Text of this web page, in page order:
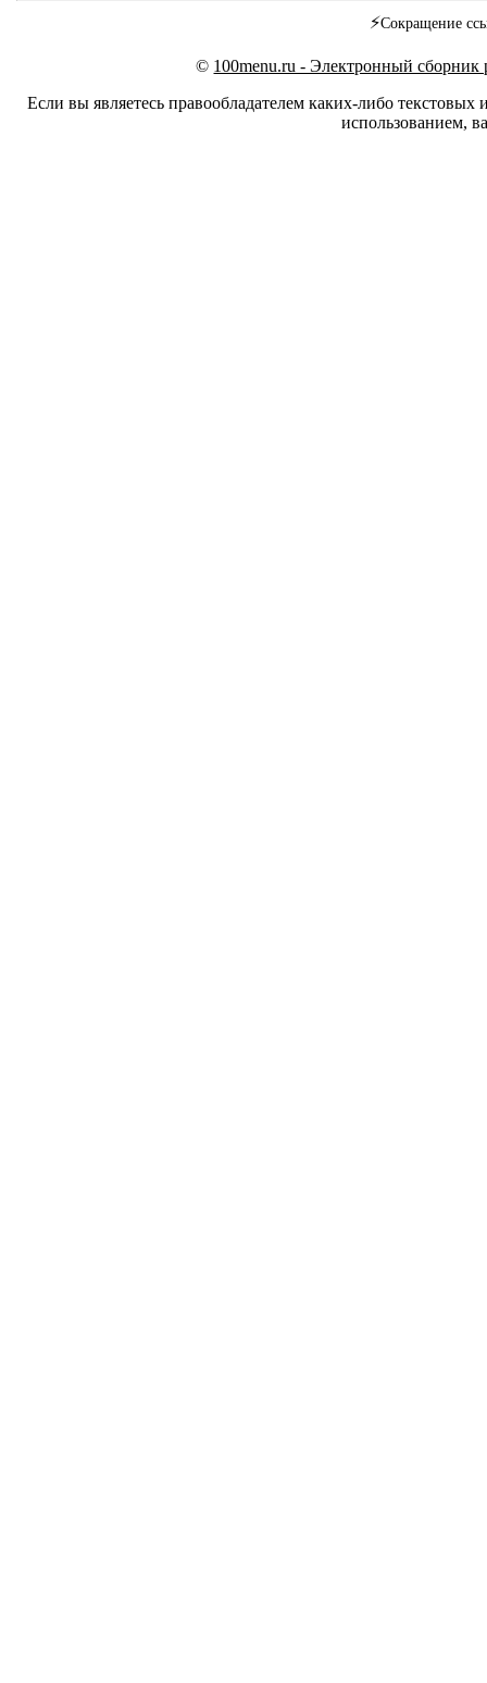
⚡Сокращение
© 100menu.ru - Электронный сборник
Если вы являетесь правообладателем каких-либо
использованием,